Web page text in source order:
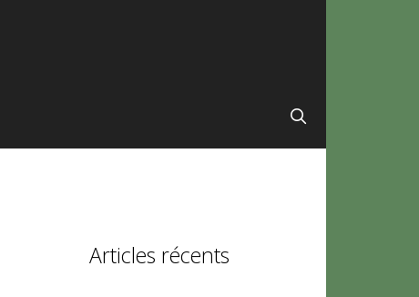
Articles récents